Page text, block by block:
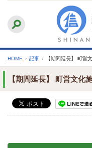
文
へ
ふりがなをつける
文
HOME › 記事 › 【期間延長】 町営
【期間延長】 町営文化